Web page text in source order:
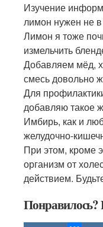
Изучение
лимон нужен не
Лимон я тоже
измельчить
Добавляем мёд,
смесь довольно
Для
добавляю такое
Имбирь, как и
желудочно-
При этом, кроме
организм от
действием.
Понравилось?